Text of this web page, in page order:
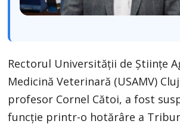
Rectorul Universității de Științe
Medicină Veterinară (USAMV)
profesor Cornel Cătoi, a fost
funcție printr-o hotărâre a